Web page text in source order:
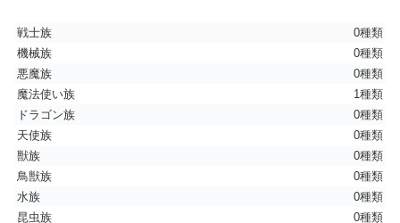
戦士族
0種類
機械族
0種類
悪魔族
0種類
魔法使い族
1種類
ドラゴン族
0種類
天使族
0種類
獣族
0種類
鳥獣族
0種類
水族
0種類
昆虫族
0種類